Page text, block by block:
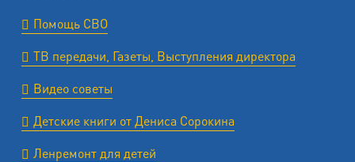
Помощь СВО
ТВ передачи, Газеты, Выступления директора
Видео советы
Детские книги от Дениса Сорокина
Ленремонт для детей